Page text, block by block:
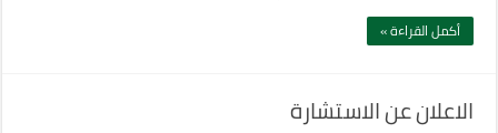
أكمل القراءة »
الاعلان عن الاستشارة